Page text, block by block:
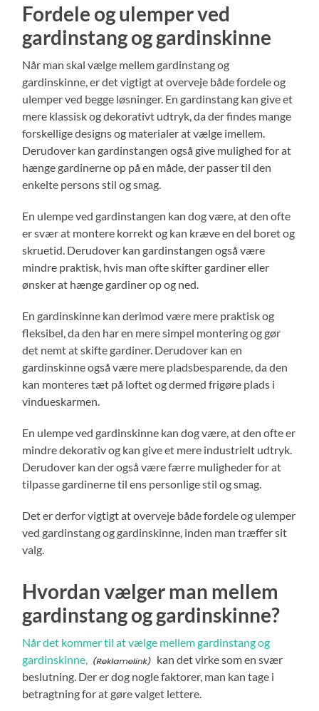
Fordele og ulemper ved
gardinstang og gardinskinne
Når man skal vælge mellem gardinstang og
gardinskinne, er det vigtigt at overveje både fordele og
ulemper ved begge løsninger. En gardinstang kan give et
mere klassisk og dekorativt udtryk, da der findes mange
forskellige designs og materialer at vælge imellem.
Derudover kan gardinstangen også give mulighed for at
hænge gardinerne op på en måde, der passer til den
enkelte persons stil og smag.
En ulempe ved gardinstangen kan dog være, at den ofte
er svær at montere korrekt og kan kræve en del boret og
skruetid. Derudover kan gardinstangen også være
mindre praktisk, hvis man ofte skifter gardiner eller
ønsker at hænge gardiner op og ned.
En gardinskinne kan derimod være mere praktisk og
fleksibel, da den har en mere simpel montering og gør
det nemt at skifte gardiner. Derudover kan en
gardinskinne også være mere pladsbesparende, da den
kan monteres tæt på loftet og dermed frigøre plads i
vindueskarmen.
En ulempe ved gardinskinne kan dog være, at den ofte er
mindre dekorativ og kan give et mere industrielt udtryk.
Derudover kan der også være færre muligheder for at
tilpasse gardinerne til ens personlige stil og smag.
Det er derfor vigtigt at overveje både fordele og ulemper
ved gardinstang og gardinskinne, inden man træffer sit
valg.
Hvordan vælger man mellem
gardinstang og gardinskinne?
Når det kommer til at vælge mellem gardinstang og
gardinskinne,
kan det virke som en svær
beslutning. Der er dog nogle faktorer, man kan tage i
betragtning for at gøre valget lettere.